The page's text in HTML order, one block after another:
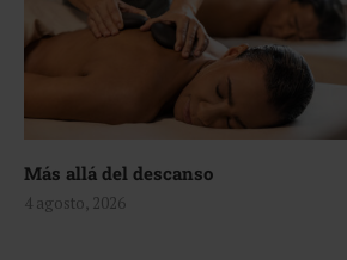
Más allá del descanso
4 agosto, 2026